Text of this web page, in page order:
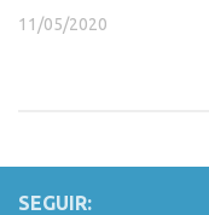
11/05/2020
SEGUIR: